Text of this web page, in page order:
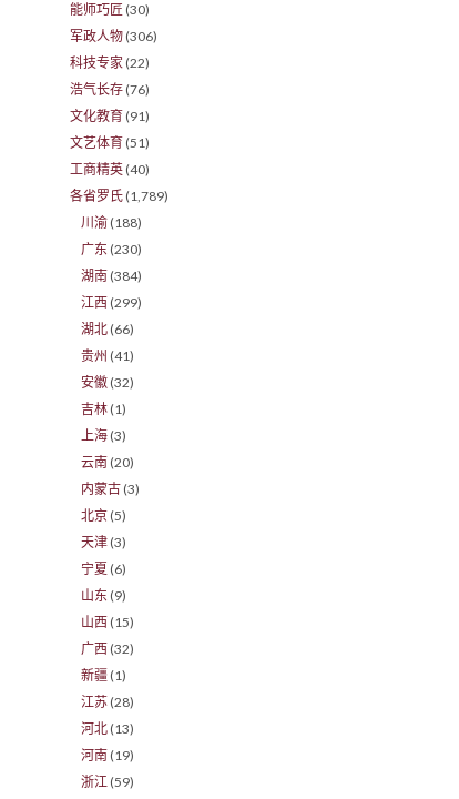
能师巧匠 (30)
军政人物 (306)
科技专家 (22)
浩气长存 (76)
文化教育 (91)
文艺体育 (51)
工商精英 (40)
各省罗氏 (1,789)
川渝 (188)
广东 (230)
湖南 (384)
江西 (299)
湖北 (66)
贵州 (41)
安徽 (32)
吉林 (1)
上海 (3)
云南 (20)
内蒙古 (3)
北京 (5)
天津 (3)
宁夏 (6)
山东 (9)
山西 (15)
广西 (32)
新疆 (1)
江苏 (28)
河北 (13)
河南 (19)
浙江 (59)